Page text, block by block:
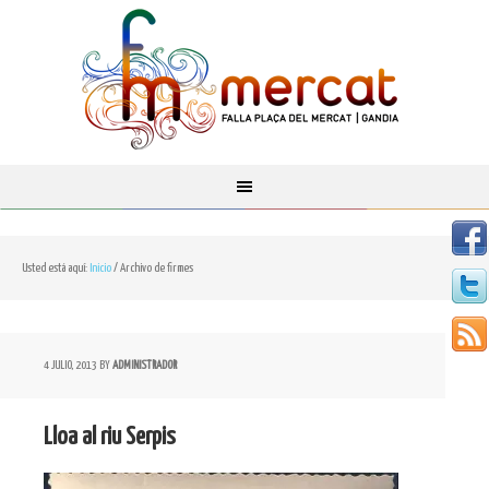
Usted está aquí: Inicio/ Archivo de firmes
4 JULIO, 2013 BY ADMINISTRADOR
Lloa al riu Serpis